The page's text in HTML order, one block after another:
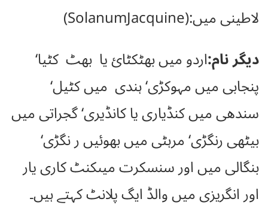
لاطینی میں:(SolanumJacquine)
دیگر نام:اردو میں بھٹکٹائ یا بھٹ کٹیا‘
پنجابی میں مہوکڑی‘ ہندی میں کٹیل‘
سندھی میں کنڈیاری یا کانڈیری‘ گجراتی میں
بیٹھی رنگڑی‘ مرہٹی میں بھوئیں ر نگڑی‘
بنگالی میں اور سنسکرت میںکنٹ کاری یار
اور انگریزی میں والڈ ایگ پلانٹ کہتے ہیں۔